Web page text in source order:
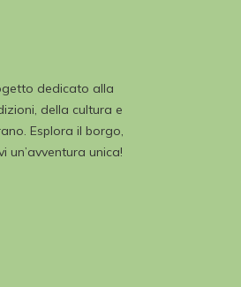
dedicato alla
della cultura e
Esplora il borgo,
un’avventura unica!